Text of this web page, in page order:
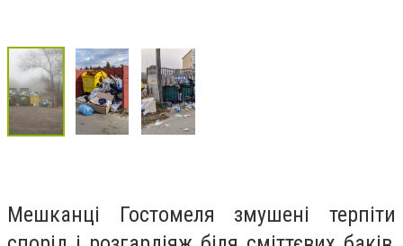
Мешканці Гостомеля змушені терпіти